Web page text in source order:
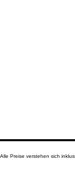
Alle Preise verstehen sich